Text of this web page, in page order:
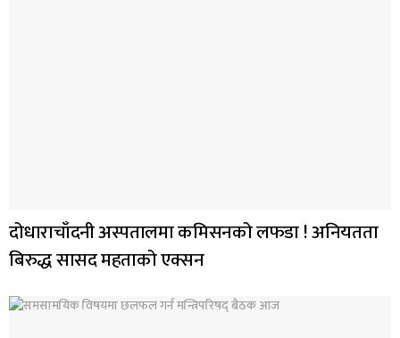
दोधाराचाँदनी अस्पतालमा कमिसनको लफडा ! अनियतता
बिरुद्ध सासद महताको एक्सन